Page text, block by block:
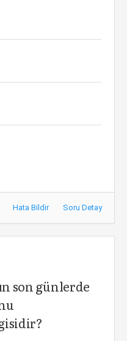
Hata Bildir Soru Detay
son günlerde